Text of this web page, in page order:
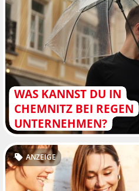
WAS KANNST DU IN
CHEMNITZ BEI REGEN
UNTERNEHMEN?
ANZEIGE